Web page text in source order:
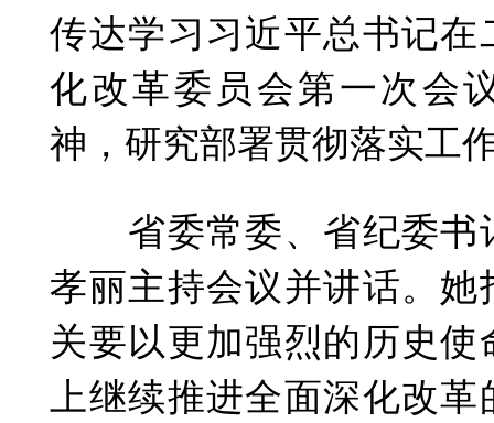
传达学习习近平总书记在
化改革委员会第一次会
神，研究部署贯彻落实工
省委常委、省纪委书
孝丽主持会议并讲话。她
关要以更加强烈的历史
上继续推进全面深化改